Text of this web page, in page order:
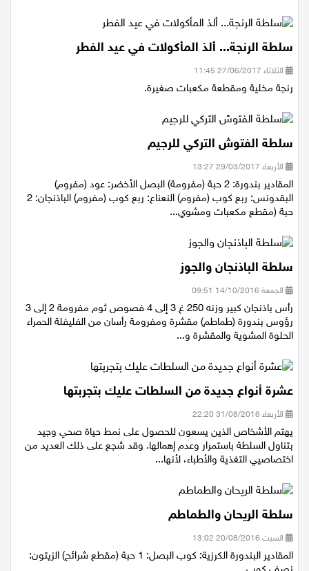
سلطة الرنجة... ألذ المأكولات في عيد الفطر
الثلاثاء 27/06/2017 11:45
رنجة مخلية ومقطعة مكعبات صغيرة.
سلطة الفتوش التركي للرجيم
الأربعاء 29/03/2017 13:27
المقادير بندورة: 2 حبة (مفرومة) البصل الأخضر: عود (مفروم)
البقدونس: ربع كوب (مفروم) النعناع: ربع كوب (مفروم) الباذنجان: 2
حبة (مقطع مكعبات ومشوي...
سلطة الباذنجان والجوز
الجمعة 14/10/2016 09:51
رأس باذنجان كبير وزنه 250 غ 3 إلى 4 فصوص ثوم مفرومة 2 إلى 3
رؤوس بندورة (طماطم) مقشرة ومفرومة رأسان من الفليفلة الحمراء
الحلوة المشوية والمقشرة و...
عشرة أنواع جديدة من السلطات عليك بتجربتها
الأربعاء 31/08/2016 22:20
يهتم الأشخاص الذين يسعون للحصول على نمط حياة صحي وجيد
بتناول السلطة باستمرار وعدم إهمالها. وقد شجع على ذلك العديد من
اختصاصيي التغذية والأطباء، لأنها...
سلطة الريحان والطماطم
السبت 20/08/2016 13:02
المقادير البندورة الكرزية: كوب البصل: 1 حبة (مقطع شرائح) الزيتون: